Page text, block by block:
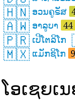
🇭🇳 ອວນຄູຣັສ
🇦🇼 ອາລູບາ 44
🇵🇷 ເປີໂຕລິໂກ
🇲🇽 ແມັກຊິໂກ
ໂອເຊຍເ